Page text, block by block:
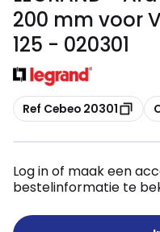
200 mm voor
125 - 020301
Kopiëren
Ref Cebeo 20301
Log in of maak een
bestelinformatie te